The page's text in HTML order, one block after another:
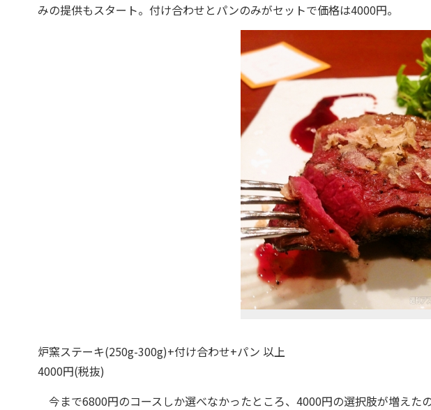
みの提供もスタート。付け合わせとパンのみがセットで価格は4000円。
炉窯ステーキ(250g-300g)+付け合わせ+パン 以上
4000円(税抜)
今まで6800円のコースしか選べなかったところ、4000円の選択肢が増えた